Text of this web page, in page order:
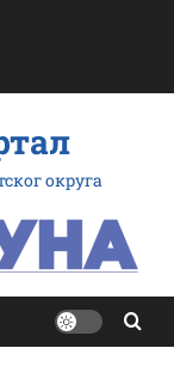
округа